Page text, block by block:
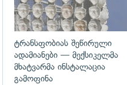
ტრანსფობიას შეწირული
ადამიანები — მექსიკელმა
მხატვარმა ინსტალაცია
გამოფინა